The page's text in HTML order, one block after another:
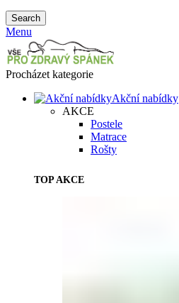
Search
Menu
Procházet kategorie
Akční nabídky
AKCE
Postele
Matrace
Rošty
TOP AKCE